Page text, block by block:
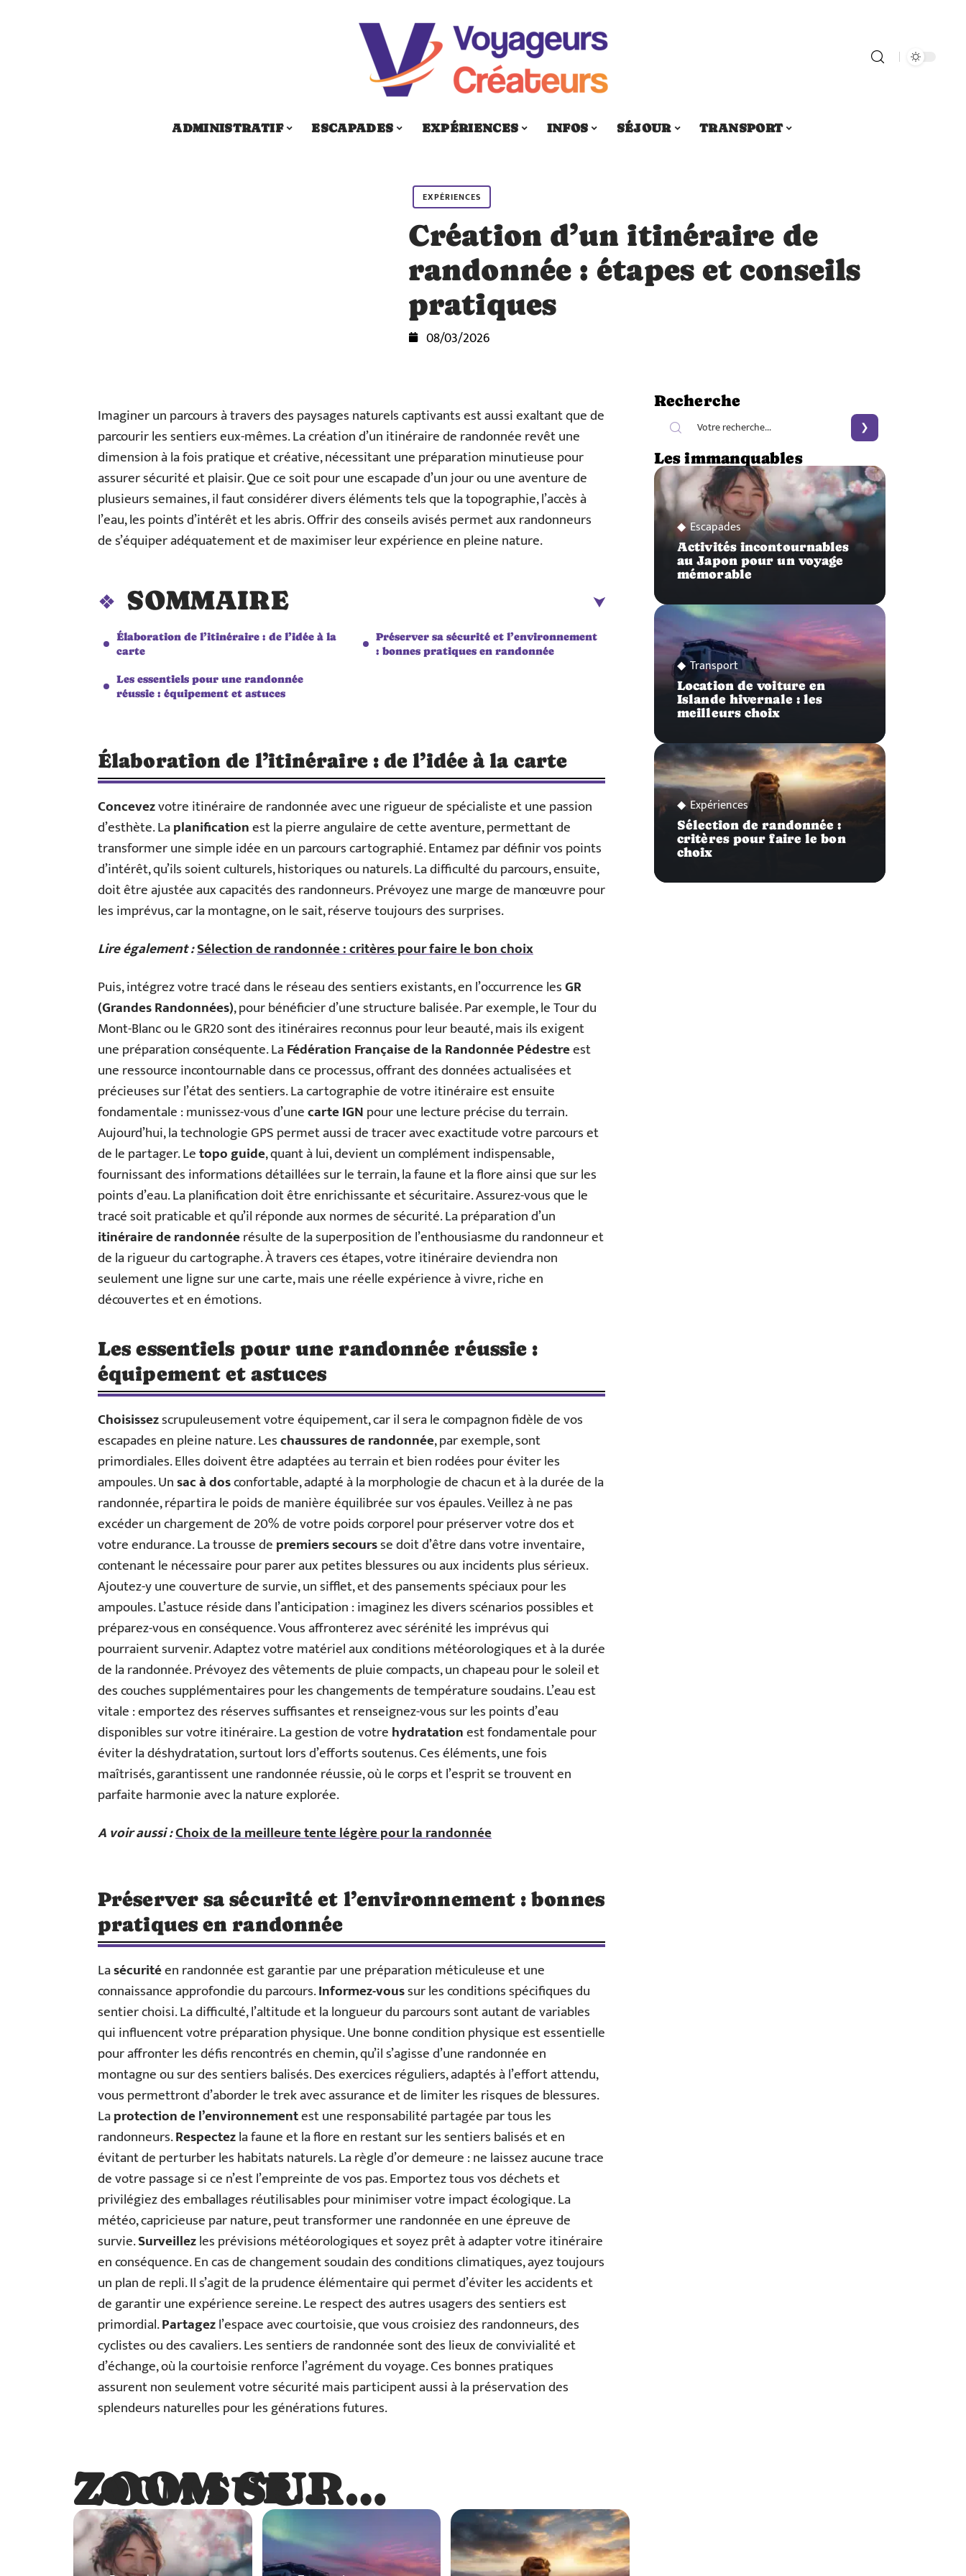
ADMINISTRATIF ESCAPADES EXPÉRIENCES INFOS SÉJOUR TRANSPORT
EXPÉRIENCES
Création d’un itinéraire de
randonnée : étapes et conseils
pratiques
08/03/2026
Imaginer un parcours à travers des paysages naturels captivants est aussi exaltant que de
parcourir les sentiers eux-mêmes. La création d’un itinéraire de randonnée revêt une
dimension à la fois pratique et créative, nécessitant une préparation minutieuse pour
assurer sécurité et plaisir. Que ce soit pour une escapade d’un jour ou une aventure de
plusieurs semaines, il faut considérer divers éléments tels que la topographie, l’accès à
l’eau, les points d’intérêt et les abris. Offrir des conseils avisés permet aux randonneurs
de s’équiper adéquatement et de maximiser leur expérience en pleine nature.
SOMMAIRE
Élaboration de l’itinéraire : de l’idée à la
carte
Les essentiels pour une randonnée
réussie : équipement et astuces
Préserver sa sécurité et l’environnement
: bonnes pratiques en randonnée
Élaboration de l’itinéraire : de l’idée à la carte
Concevezvotre itinéraire de randonnée avec une rigueur de spécialiste et une passion
d’esthète. Laplanificationest la pierre angulaire de cette aventure, permettant de
transformer une simple idée en un parcours cartographié. Entamez par définir vos points
d’intérêt, qu’ils soient culturels, historiques ou naturels. La difficulté du parcours, ensuite,
doit être ajustée aux capacités des randonneurs. Prévoyez une marge de manœuvre pour
les imprévus, car la montagne, on le sait, réserve toujours des surprises.
Lire également :Sélection de randonnée : critères pour faire le bon choix
Puis, intégrez votre tracé dans le réseau des sentiers existants, en l’occurrence lesGR
(Grandes Randonnées), pour bénéficier d’une structure balisée. Par exemple, le Tour du
Mont-Blanc ou le GR20 sont des itinéraires reconnus pour leur beauté, mais ils exigent
une préparation conséquente. LaFédération Française de la Randonnée Pédestreest
une ressource incontournable dans ce processus, offrant des données actualisées et
précieuses sur l’état des sentiers. La cartographie de votre itinéraire est ensuite
fondamentale : munissez-vous d’unecarte IGNpour une lecture précise du terrain.
Aujourd’hui, la technologie GPS permet aussi de tracer avec exactitude votre parcours et
de le partager. Letopo guide, quant à lui, devient un complément indispensable,
fournissant des informations détaillées sur le terrain, la faune et la flore ainsi que sur les
points d’eau. La planification doit être enrichissante et sécuritaire. Assurez-vous que le
tracé soit praticable et qu’il réponde aux normes de sécurité. La préparation d’un
itinéraire de randonnéerésulte de la superposition de l’enthousiasme du randonneur et
de la rigueur du cartographe. À travers ces étapes, votre itinéraire deviendra non
seulement une ligne sur une carte, mais une réelle expérience à vivre, riche en
découvertes et en émotions.
Les essentiels pour une randonnée réussie :
équipement et astuces
Choisissezscrupuleusement votre équipement, car il sera le compagnon fidèle de vos
escapades en pleine nature. Leschaussures de randonnée, par exemple, sont
primordiales. Elles doivent être adaptées au terrain et bien rodées pour éviter les
ampoules. Unsac à dosconfortable, adapté à la morphologie de chacun et à la durée de la
randonnée, répartira le poids de manière équilibrée sur vos épaules. Veillez à ne pas
excéder un chargement de 20% de votre poids corporel pour préserver votre dos et
votre endurance. La trousse depremiers secoursse doit d’être dans votre inventaire,
contenant le nécessaire pour parer aux petites blessures ou aux incidents plus sérieux.
Ajoutez-y une couverture de survie, un sifflet, et des pansements spéciaux pour les
ampoules. L’astuce réside dans l’anticipation : imaginez les divers scénarios possibles et
préparez-vous en conséquence. Vous affronterez avec sérénité les imprévus qui
pourraient survenir. Adaptez votre matériel aux conditions météorologiques et à la durée
de la randonnée. Prévoyez des vêtements de pluie compacts, un chapeau pour le soleil et
des couches supplémentaires pour les changements de température soudains. L’eau est
vitale : emportez des réserves suffisantes et renseignez-vous sur les points d’eau
disponibles sur votre itinéraire. La gestion de votrehydratationest fondamentale pour
éviter la déshydratation, surtout lors d’efforts soutenus. Ces éléments, une fois
maîtrisés, garantissent une randonnée réussie, où le corps et l’esprit se trouvent en
parfaite harmonie avec la nature explorée.
A voir aussi :Choix de la meilleure tente légère pour la randonnée
Préserver sa sécurité et l’environnement : bonnes
pratiques en randonnée
Lasécuritéen randonnée est garantie par une préparation méticuleuse et une
connaissance approfondie du parcours.Informez-voussur les conditions spécifiques du
sentier choisi. La difficulté, l’altitude et la longueur du parcours sont autant de variables
qui influencent votre préparation physique. Une bonne condition physique est essentielle
pour affronter les défis rencontrés en chemin, qu’il s’agisse d’une randonnée en
montagne ou sur des sentiers balisés. Des exercices réguliers, adaptés à l’effort attendu,
vous permettront d’aborder le trek avec assurance et de limiter les risques de blessures.
Laprotection de l’environnementest une responsabilité partagée par tous les
randonneurs.Respectezla faune et la flore en restant sur les sentiers balisés et en
évitant de perturber les habitats naturels. La règle d’or demeure : ne laissez aucune trace
de votre passage si ce n’est l’empreinte de vos pas. Emportez tous vos déchets et
privilégiez des emballages réutilisables pour minimiser votre impact écologique. La
météo, capricieuse par nature, peut transformer une randonnée en une épreuve de
survie.Surveillezles prévisions météorologiques et soyez prêt à adapter votre itinéraire
en conséquence. En cas de changement soudain des conditions climatiques, ayez toujours
un plan de repli. Il s’agit de la prudence élémentaire qui permet d’éviter les accidents et
de garantir une expérience sereine. Le respect des autres usagers des sentiers est
primordial.Partagezl’espace avec courtoisie, que vous croisiez des randonneurs, des
cyclistes ou des cavaliers. Les sentiers de randonnée sont des lieux de convivialité et
d’échange, où la courtoisie renforce l’agrément du voyage. Ces bonnes pratiques
assurent non seulement votre sécurité mais participent aussi à la préservation des
splendeurs naturelles pour les générations futures.
ZOOM SUR…
ZOOM SUR…
Recherche
Les immanquables
Escapades
Activités incontournables
au Japon pour un voyage
mémorable
Transport
Location de voiture en
Islande hivernale : les
meilleurs choix
Expériences
Sélection de randonnée :
critères pour faire le bon
choix